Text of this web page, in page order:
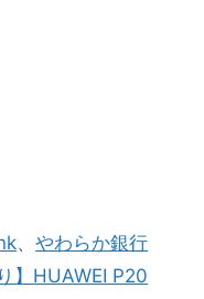
、やわらか銀行
】HUAWEI P20